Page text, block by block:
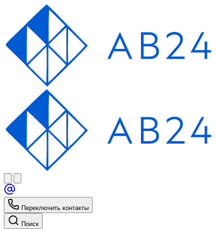
Переключить контакты
Поиск